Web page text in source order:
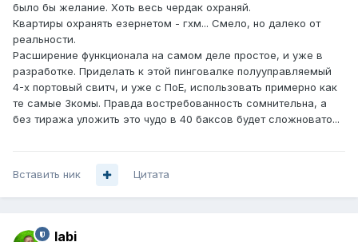
было бы желание. Хоть весь чердак охраняй.
Квартиры охранять езернетом - гхм... Смело, но далеко от
реальности.
Расширение функционала на самом деле простое, и уже в
разработке. Приделать к этой пинговалке полууправляемый
4-х портовый свитч, и уже с ПоЕ, использовать примерно как
те самые 3комы. Правда востребованность сомнительна, а
без тиража уложить это чудо в 40 баксов будет сложновато...
Вставить ник Цитата
labi